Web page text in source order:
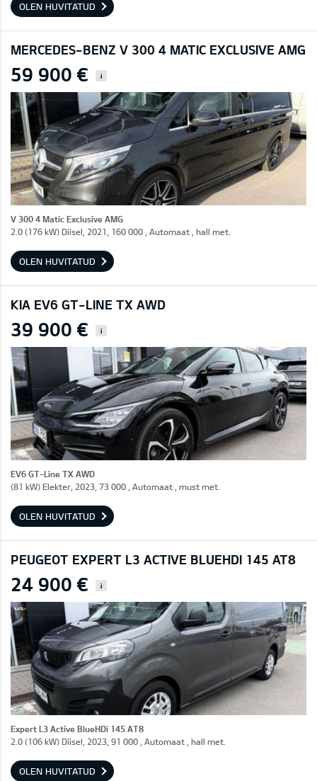
OLEN HUVITATUD
MERCEDES-BENZ V 300 4 MATIC EXCLUSIVE AMG
59 900 € i
V 300 4 Matic Exclusive AMG
2.0 (176 kW) Diisel, 2021, 160 000 , Automaat , hall met.
OLEN HUVITATUD
KIA EV6 GT-LINE TX AWD
39 900 € i
EV6 GT-Line TX AWD
(81 kW) Elekter, 2023, 73 000 , Automaat , must met.
OLEN HUVITATUD
PEUGEOT EXPERT L3 ACTIVE BLUEHDI 145 AT8
24 900 € i
Expert L3 Active BlueHDi 145 AT8
2.0 (106 kW) Diisel, 2023, 91 000 , Automaat , hall met.
OLEN HUVITATUD